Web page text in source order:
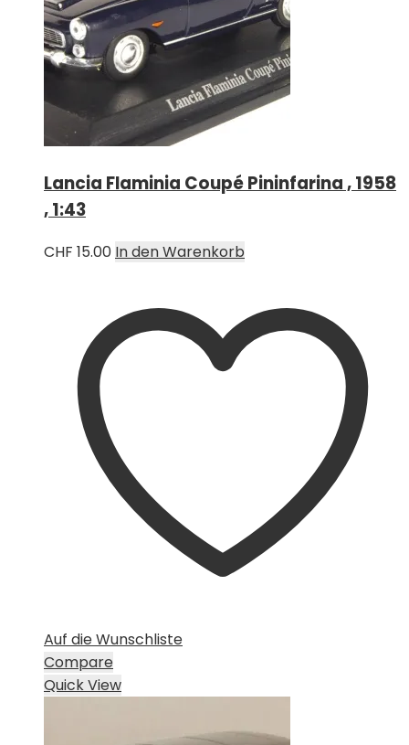
Lancia Flaminia Coupé Pininfarina , 1958
, 1:43
CHF 15.00 In den Warenkorb
Auf die Wunschliste
Compare
Quick View